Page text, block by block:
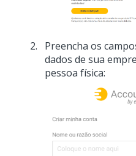
Preencha os
dados de sua
pessoa física: